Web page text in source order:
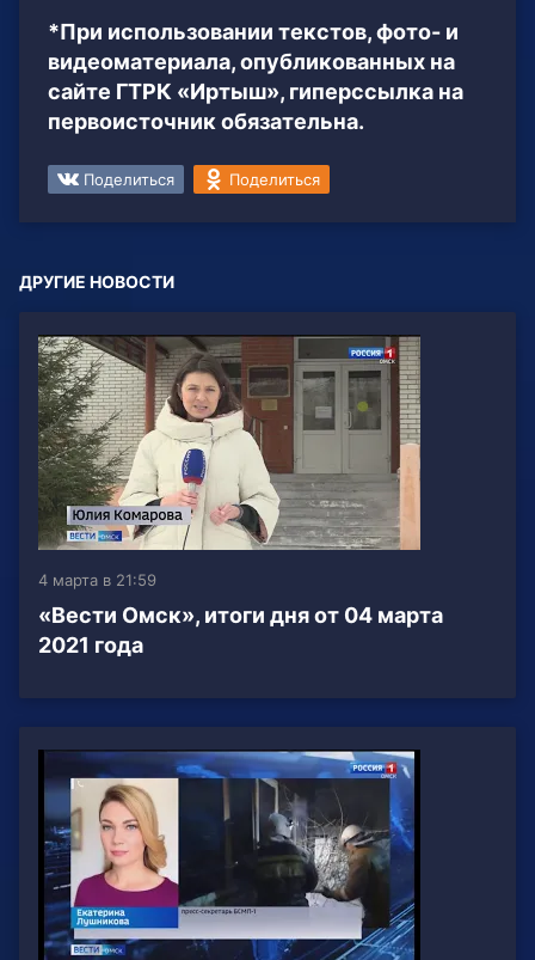
*При использовании текстов, фото- и
видеоматериала, опубликованных на
сайте ГТРК «Иртыш», гиперссылка на
первоисточник обязательна.
Поделиться Поделиться
ДРУГИЕ НОВОСТИ
4 марта в 21:59
«Вести Омск», итоги дня от 04 марта
2021 года